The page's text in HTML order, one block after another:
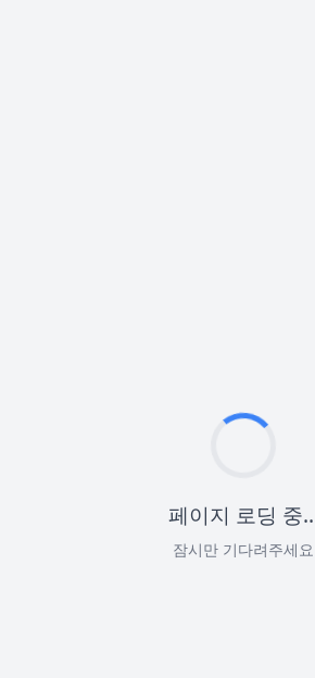
페이지 로딩 중
잠시만 기다려주세요